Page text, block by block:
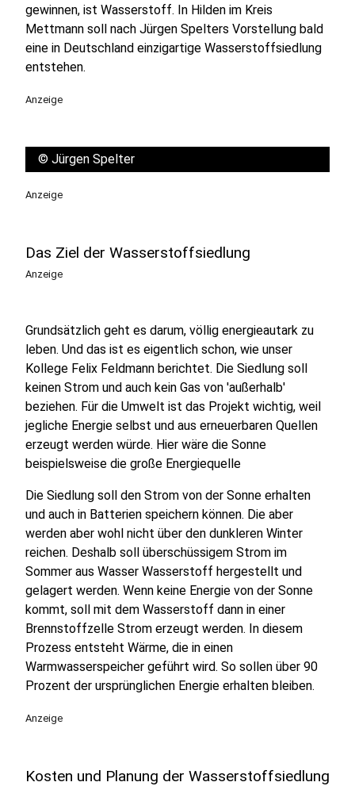
gewinnen, ist Wasserstoff. In Hilden im Kreis
Mettmann soll nach Jürgen Spelters Vorstellung bald
eine in Deutschland einzigartige Wasserstoffsiedlung
entstehen.
Anzeige
© Jürgen Spelter
Anzeige
Das Ziel der Wasserstoffsiedlung
Anzeige
Grundsätzlich geht es darum, völlig energieautark zu
leben. Und das ist es eigentlich schon, wie unser
Kollege Felix Feldmann berichtet. Die Siedlung soll
keinen Strom und auch kein Gas von 'außerhalb'
beziehen. Für die Umwelt ist das Projekt wichtig, weil
jegliche Energie selbst und aus erneuerbaren Quellen
erzeugt werden würde. Hier wäre die Sonne
beispielsweise die große Energiequelle
Die Siedlung soll den Strom von der Sonne erhalten
und auch in Batterien speichern können. Die aber
werden aber wohl nicht über den dunkleren Winter
reichen. Deshalb soll überschüssigem Strom im
Sommer aus Wasser Wasserstoff hergestellt und
gelagert werden. Wenn keine Energie von der Sonne
kommt, soll mit dem Wasserstoff dann in einer
Brennstoffzelle Strom erzeugt werden. In diesem
Prozess entsteht Wärme, die in einen
Warmwasserspeicher geführt wird. So sollen über 90
Prozent der ursprünglichen Energie erhalten bleiben.
Anzeige
Kosten und Planung der Wasserstoffsiedlung